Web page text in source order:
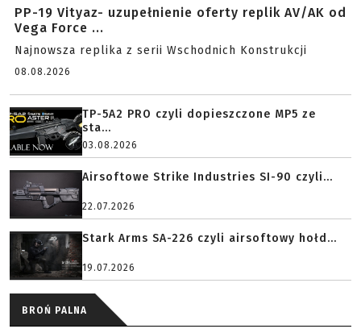
PP-19 Vityaz- uzupełnienie oferty replik AV/AK od
Vega Force ...
Najnowsza replika z serii Wschodnich Konstrukcji
08.08.2026
TP-5A2 PRO czyli dopieszczone MP5 ze
sta...
03.08.2026
Airsoftowe Strike Industries SI-90 czyli...
22.07.2026
Stark Arms SA-226 czyli airsoftowy hołd...
19.07.2026
BROŃ PALNA